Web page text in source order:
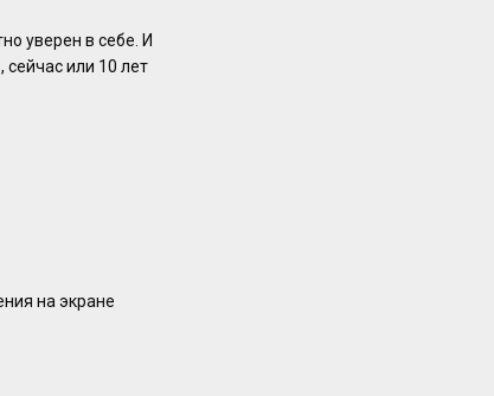
уверен в себе. И
или 10 лет
на экране